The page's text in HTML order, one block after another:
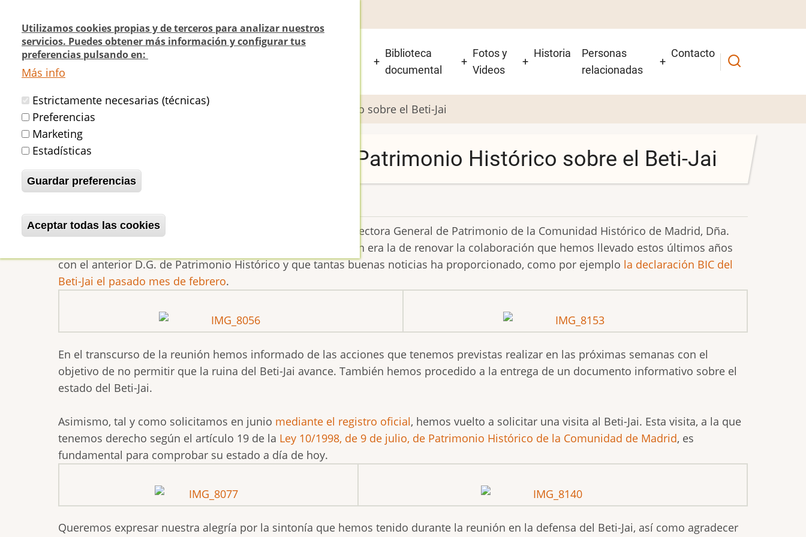
Utilizamos cookies propias y de terceros para analizar nuestros
servicios. Puedes obtener más información y configurar tus
preferencias pulsando en:
Más info
Estrictamente necesarias (técnicas)
Preferencias
Marketing
Estadísticas
Guardar preferencias
Aceptar todas las cookies
Revocar consentimiento
contenido
principal
Navegación
Actualidad
Biblioteca
documental
Fotos y
Videos
Historia
Personas
relacionadas
Contacto
Inicio Reunión con la nueva D.G. de Patrimonio Histórico sobre el Beti-Jai
Reunión con la nueva D.G. de Patrimonio Histórico sobre el Beti-Jai
Este martes, día 18 de octubre, nos ha recibido la nueva Directora General de Patrimonio de la Comunidad Histórico de Madrid, Dña.
Laura Rivera García de Leániz y su equipo. Nuestra intención era la de renovar la colaboración que hemos llevado estos últimos años
con el anterior D.G. de Patrimonio Histórico y que tantas buenas noticias ha proporcionado, como por ejemplo la declaración BIC del
Beti-Jai el pasado mes de febrero.
En el transcurso de la reunión hemos informado de las acciones que tenemos previstas realizar en las próximas semanas con el
objetivo de no permitir que la ruina del Beti-Jai avance. También hemos procedido a la entrega de un documento informativo sobre el
estado del Beti-Jai.
Asimismo, tal y como solicitamos en junio mediante el registro oficial, hemos vuelto a solicitar una visita al Beti-Jai. Esta visita, a la que
tenemos derecho según el artículo 19 de la Ley 10/1998, de 9 de julio, de Patrimonio Histórico de la Comunidad de Madrid, es
fundamental para comprobar su estado a día de hoy.
Queremos expresar nuestra alegría por la sintonía que hemos tenido durante la reunión en la defensa del Beti-Jai, así como agradecer